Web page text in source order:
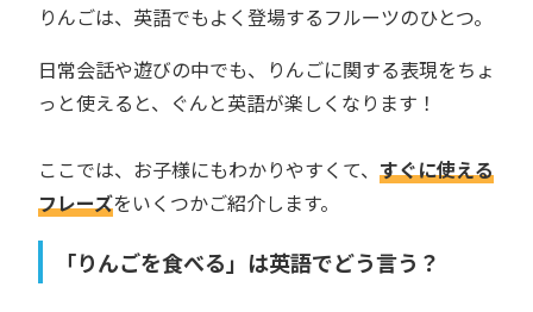
りんごは、英語でもよく登場するフルーツのひとつ。
日常会話や遊びの中でも、りんごに関する表現をちょ
っと使えると、ぐんと英語が楽しくなります！
ここでは、お子様にもわかりやすくて、 すぐに使える
フレーズをいくつかご紹介します。
「りんごを食べる」は英語でどう言う？